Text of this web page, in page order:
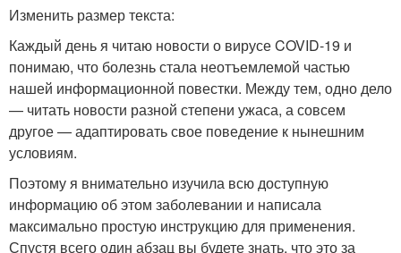
Изменить размер текста:
Каждый день я читаю новости о вирусе COVID-19 и
понимаю, что болезнь стала неотъемлемой частью
нашей информационной повестки. Между тем, одно дело
— читать новости разной степени ужаса, а совсем
другое — адаптировать свое поведение к нынешним
условиям.
Поэтому я внимательно изучила всю доступную
информацию об этом заболевании и написала
максимально простую инструкцию для применения.
Спустя всего один абзац вы будете знать, что это за